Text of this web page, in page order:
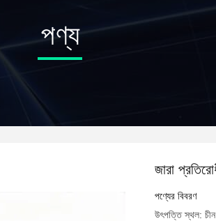
পণ্য
জারা
পণ্যের বিবরণ
উৎপত্তি স্থল: চীন